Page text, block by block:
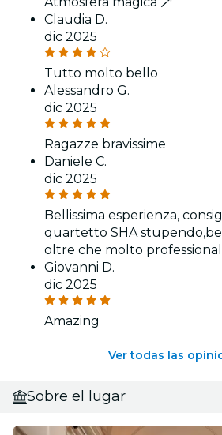
Claudia D.
dic 2025
Tutto molto bello
Alessandro G.
dic 2025
Ragazze bravissime
Daniele C.
dic 2025
Bellissima esperienza,
quartetto SHA
oltre che molto
Giovanni D.
dic 2025
Amazing
Ver todas las
Sobre el lugar